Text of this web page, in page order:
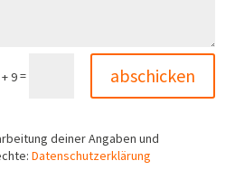
9= abschicken
deiner Angaben und
Datenschutzerklärung